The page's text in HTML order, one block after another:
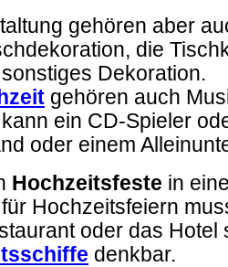
gehören aber
die
Dekoration.
gehören auch
ein CD-Spieler
oder einem
Hochzeitsfeste in
Hochzeitsfeiern
oder das Hotel
denkbar.